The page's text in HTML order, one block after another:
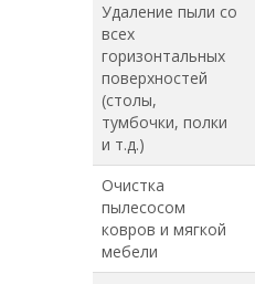
Удаление пыли со
всех
горизонтальных
поверхностей
(столы,
тумбочки, полки
и т.д.)
Очистка
пылесосом
ковров и мягкой
мебели